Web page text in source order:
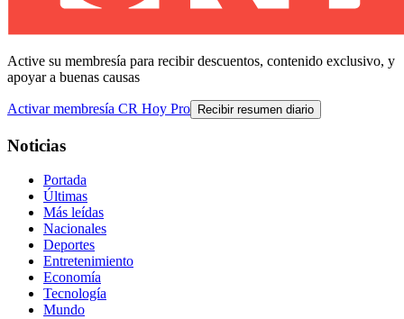
Active su membresía para recibir descuentos, contenido exclusivo, y
apoyar a buenas causas
Activar membresía CR Hoy Pro Recibir resumen diario
Noticias
Portada
Últimas
Más leídas
Nacionales
Deportes
Entretenimiento
Economía
Tecnología
Mundo